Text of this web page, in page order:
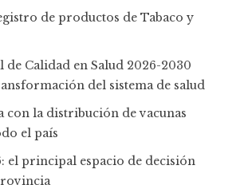
de productos de Tabaco y
de Calidad en Salud 2026-2030
del sistema de salud
con la distribución de vacunas
el país
el principal espacio de decisión